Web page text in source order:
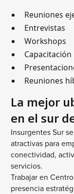
Reuniones
Entrevistas
Workshops
Capacitación
Reuniones
La mejor
en el sur
Insurgentes Sur
atractivas para
conectividad,
servicios.
Trabajar en
presencia